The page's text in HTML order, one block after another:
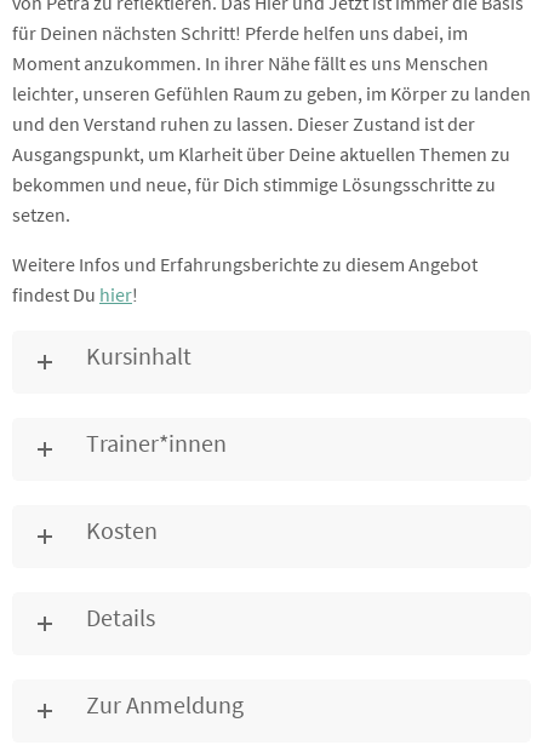
für Deinen nächsten Schritt! Pferde helfen uns dabei, im
Moment anzukommen. In ihrer Nähe fällt es uns Menschen
leichter, unseren Gefühlen Raum zu geben, im Körper zu landen
und den Verstand ruhen zu lassen. Dieser Zustand ist der
Ausgangspunkt, um Klarheit über Deine aktuellen Themen zu
bekommen und neue, für Dich stimmige Lösungsschritte zu
setzen.
Weitere Infos und Erfahrungsberichte zu diesem Angebot
findest Du hier!
Kursinhalt
Trainer*innen
Kosten
Details
Zur Anmeldung